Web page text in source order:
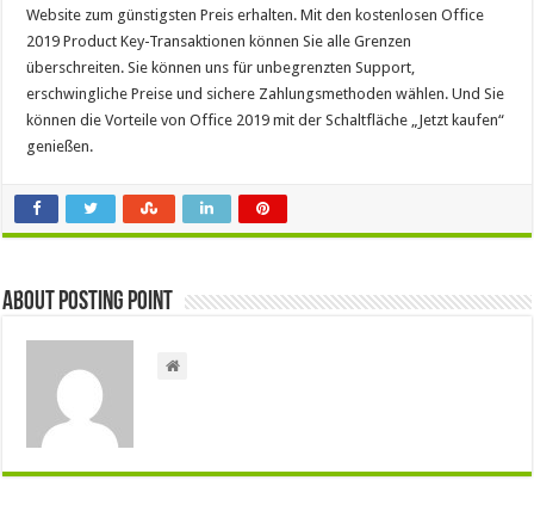
Website zum günstigsten Preis erhalten. Mit den kostenlosen Office
2019 Product Key-Transaktionen können Sie alle Grenzen
überschreiten. Sie können uns für unbegrenzten Support,
erschwingliche Preise und sichere Zahlungsmethoden wählen. Und Sie
können die Vorteile von Office 2019 mit der Schaltfläche „Jetzt kaufen“
genießen.
About Posting Point